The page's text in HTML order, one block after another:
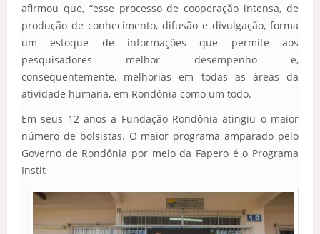
afirmou que, “esse processo de cooperação intensa, de
produção de conhecimento, difusão e divulgação, forma
um estoque de informações que permite aos
pesquisadores melhor desempenho e,
consequentemente, melhorias em todas as áreas da
atividade humana, em Rondônia como um todo.
Em seus 12 anos a Fundação Rondônia atingiu o maior
número de bolsistas. O maior programa amparado pelo
Governo de Rondônia por meio da Fapero é o Programa
Instit